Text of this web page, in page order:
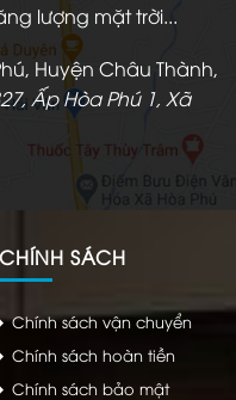
lượng mặt trời...
Huyện Châu Thành,
Ấp Hòa Phú 1, Xã
CHÍNH SÁCH
Chính sách vận chuyển
Chính sách hoàn tiền
Chính sách bảo mật